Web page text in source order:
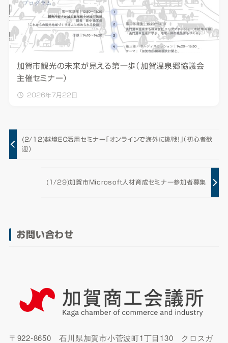
加賀市観光の未来が見える第一歩（加賀温泉郷協議会
主催セミナー）
2026年7月22日
(2/12)越境ＥＣ活用セミナー「オンラインで海外に挑戦！」（初心者歓
迎）
(1/29)加賀市Microsoft人材育成セミナー参加者募集
お問い合わせ
〒922-8650 石川県加賀市小菅波町1丁目130 クロスガ